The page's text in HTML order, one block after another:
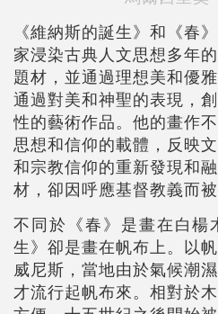
《維納斯的誕生》和《春
家浸染古典人文思想多年
題材，並通過理想美和優
通過對美和神聖的表現，
性的藝術作品。他的畫作
思想和信仰的載體，反映
和宗教信仰的重新發現和
材，卻因呼應基督教義而被
不同於《春》是畫在白楊
生》卻是畫在帆布上。以
威尼斯，當地由於氣候潮
才流行起帆布來。相對於